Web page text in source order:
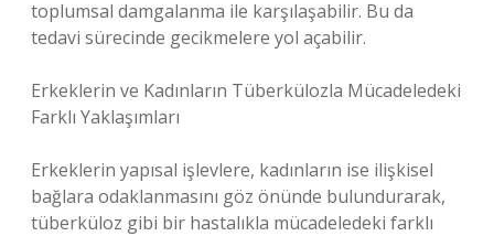
toplumsal damgalanma ile karşılaşabilir. Bu da
tedavi sürecinde gecikmelere yol açabilir.
Erkeklerin ve Kadınların Tüberkülozla Mücadeledeki
Farklı Yaklaşımları
Erkeklerin yapısal işlevlere, kadınların ise ilişkisel
bağlara odaklanmasını göz önünde bulundurarak,
tüberküloz gibi bir hastalıkla mücadeledeki farklı